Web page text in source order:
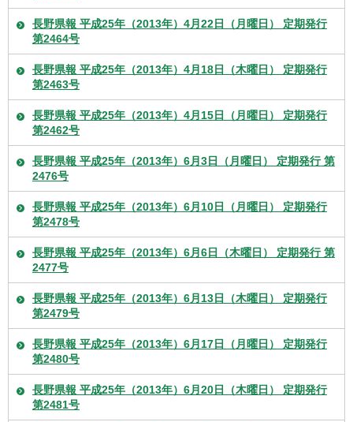
長野県報 平成25年（2013年）4月22日（月曜日） 定期発行
第2464号
長野県報 平成25年（2013年）4月18日（木曜日） 定期発行
第2463号
長野県報 平成25年（2013年）4月15日（月曜日） 定期発行
第2462号
長野県報 平成25年（2013年）6月3日（月曜日） 定期発行 第
2476号
長野県報 平成25年（2013年）6月10日（月曜日） 定期発行
第2478号
長野県報 平成25年（2013年）6月6日（木曜日） 定期発行 第
2477号
長野県報 平成25年（2013年）6月13日（木曜日） 定期発行
第2479号
長野県報 平成25年（2013年）6月17日（月曜日） 定期発行
第2480号
長野県報 平成25年（2013年）6月20日（木曜日） 定期発行
第2481号